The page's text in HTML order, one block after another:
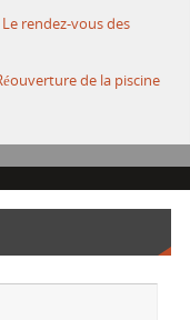
rendez-vous des
de la piscine